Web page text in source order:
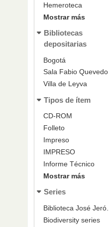
Hemeroteca
Mostrar más
Bibliotecas
depositarias
Bogotá
Sala Fabio Quevedo
Villa de Leyva
Tipos de ítem
CD-ROM
Folleto
Impreso
IMPRESO
Informe Técnico
Mostrar más
Series
Biblioteca José Jeró...
Biodiversity series